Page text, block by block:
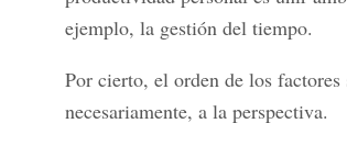
ejemplo, la gestión del tiempo.
Por cierto, el orden de los
necesariamente, a la perspectiva.